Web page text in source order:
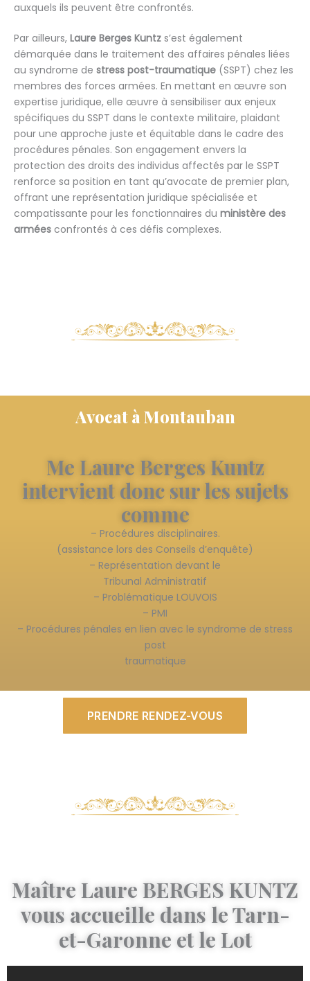
auxquels ils peuvent être confrontés.
Par ailleurs, Laure Berges Kuntz s’est également
démarquée dans le traitement des affaires pénales liées
au syndrome de stress post-traumatique (SSPT) chez les
membres des forces armées. En mettant en œuvre son
expertise juridique, elle œuvre à sensibiliser aux enjeux
spécifiques du SSPT dans le contexte militaire, plaidant
pour une approche juste et équitable dans le cadre des
procédures pénales. Son engagement envers la
protection des droits des individus affectés par le SSPT
renforce sa position en tant qu’avocate de premier plan,
offrant une représentation juridique spécialisée et
compatissante pour les fonctionnaires du ministère des
armées confrontés à ces défis complexes.
Avocat à Montauban
Me Laure Berges Kuntz
intervient donc sur les sujets
comme
– Procédures disciplinaires.
(assistance lors des Conseils d’enquête)
– Représentation devant le
Tribunal Administratif
– Problématique LOUVOIS
– PMI
– Procédures pénales en lien avec le syndrome de stress
post
traumatique
PRENDRE RENDEZ-VOUS
Maître Laure BERGES KUNTZ
vous accueille dans le Tarn-
et-Garonne et le Lot